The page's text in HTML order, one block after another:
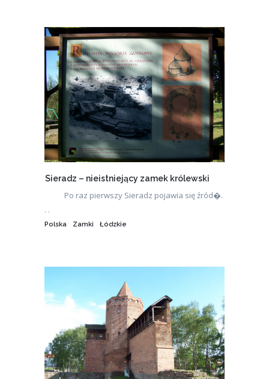
Sieradz – nieistniejący zamek królewski
Po raz pierwszy Sieradz pojawia się źród�.
. .
Polska Zamki Łódzkie